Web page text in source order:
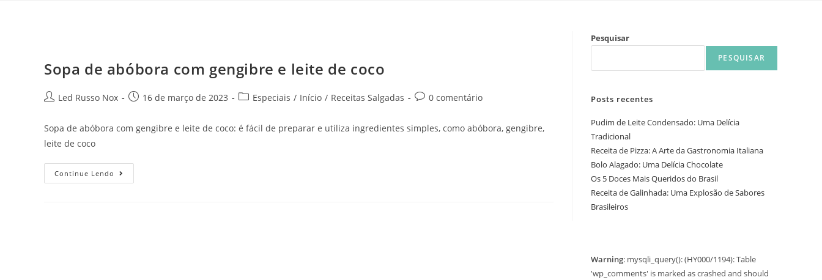
Sopa de abóbora com gengibre e leite de coco
Led Russo Nox 16 de março de 2023 Especiais / Início / Receitas Salgadas 0 comentário
Sopa de abóbora com gengibre e leite de coco: é fácil de preparar e utiliza ingredientes simples, como abóbora, gengibre,
leite de coco
Continue Lendo
Pesquisar
PESQUISAR
Posts recentes
Pudim de Leite Condensado: Uma Delícia
Tradicional
Receita de Pizza: A Arte da Gastronomia Italiana
Bolo Alagado: Uma Delícia Chocolate
Os 5 Doces Mais Queridos do Brasil
Receita de Galinhada: Uma Explosão de Sabores
Brasileiros
Warning: mysqli_query(): (HY000/1194): Table
'wp_comments' is marked as crashed and should